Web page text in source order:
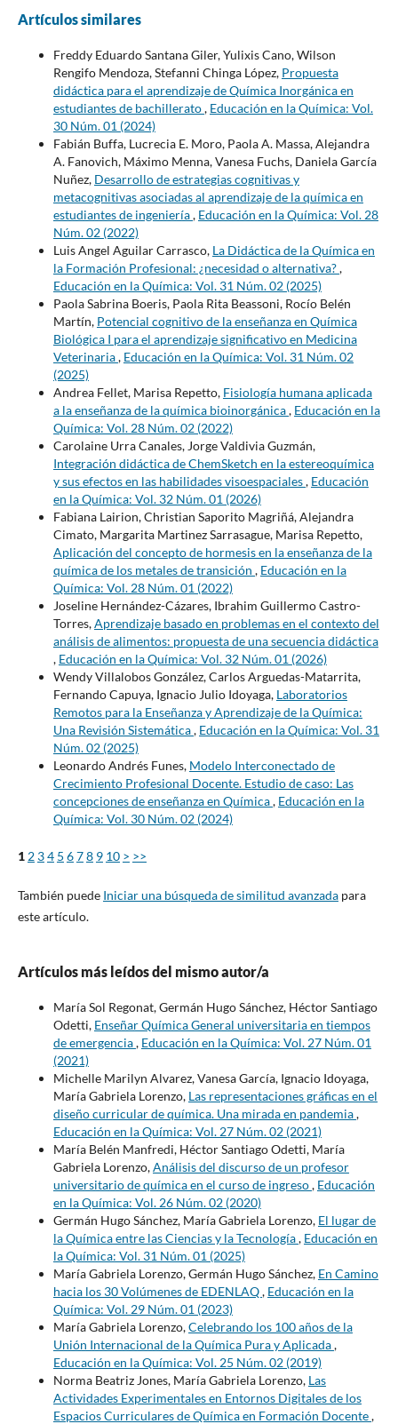
Artículos similares
Freddy Eduardo Santana Giler, Yulixis Cano, Wilson
Rengifo Mendoza, Stefanni Chinga López, Propuesta
didáctica para el aprendizaje de Química Inorgánica en
estudiantes de bachillerato, Educación en la Química: Vol.
30 Núm. 01 (2024)
Fabián Buffa, Lucrecia E. Moro, Paola A. Massa, Alejandra
A. Fanovich, Máximo Menna, Vanesa Fuchs, Daniela García
Nuñez, Desarrollo de estrategias cognitivas y
metacognitivas asociadas al aprendizaje de la química en
estudiantes de ingeniería, Educación en la Química: Vol. 28
Núm. 02 (2022)
Luis Angel Aguilar Carrasco, La Didáctica de la Química en
la Formación Profesional: ¿necesidad o alternativa?,
Educación en la Química: Vol. 31 Núm. 02 (2025)
Paola Sabrina Boeris, Paola Rita Beassoni, Rocío Belén
Martín, Potencial cognitivo de la enseñanza en Química
Biológica I para el aprendizaje significativo en Medicina
Veterinaria, Educación en la Química: Vol. 31 Núm. 02
(2025)
Andrea Fellet, Marisa Repetto, Fisiología humana aplicada
a la enseñanza de la química bioinorgánica, Educación en la
Química: Vol. 28 Núm. 02 (2022)
Carolaine Urra Canales, Jorge Valdivia Guzmán,
Integración didáctica de ChemSketch en la estereoquímica
y sus efectos en las habilidades visoespaciales, Educación
en la Química: Vol. 32 Núm. 01 (2026)
Fabiana Lairion, Christian Saporito Magriñá, Alejandra
Cimato, Margarita Martinez Sarrasague, Marisa Repetto,
Aplicación del concepto de hormesis en la enseñanza de la
química de los metales de transición , Educación en la
Química: Vol. 28 Núm. 01 (2022)
Joseline Hernández-Cázares, Ibrahim Guillermo Castro-
Torres,Aprendizaje basado en problemas en el contexto del
análisis de alimentos: propuesta de una secuencia didáctica
, Educación en la Química: Vol. 32 Núm. 01 (2026)
Wendy Villalobos González, Carlos Arguedas-Matarrita,
Fernando Capuya, Ignacio Julio Idoyaga, Laboratorios
Remotos para la Enseñanza y Aprendizaje de la Química:
Una Revisión Sistemática, Educación en la Química: Vol. 31
Núm. 02 (2025)
Leonardo Andrés Funes, Modelo Interconectado de
Crecimiento Profesional Docente. Estudio de caso: Las
concepciones de enseñanza en Química, Educación en la
Química: Vol. 30 Núm. 02 (2024)
1 2 34 5 678 9 10 > >>
También puede Iniciar una búsqueda de similitud avanzadapara
este artículo.
Artículos más leídos del mismo autor/a
María Sol Regonat, Germán Hugo Sánchez, Héctor Santiago
Odetti, Enseñar Química General universitaria en tiempos
de emergencia, Educación en la Química: Vol. 27 Núm. 01
(2021)
Michelle Marilyn Alvarez, Vanesa García, Ignacio Idoyaga,
María Gabriela Lorenzo, Las representaciones gráficas en el
diseño curricular de química. Una mirada en pandemia,
Educación en la Química: Vol. 27 Núm. 02 (2021)
María Belén Manfredi, Héctor Santiago Odetti, María
Gabriela Lorenzo,Análisis del discurso de un profesor
universitario de química en el curso de ingreso, Educación
en la Química: Vol. 26 Núm. 02 (2020)
Germán Hugo Sánchez, María Gabriela Lorenzo, El lugar de
la Química entre las Ciencias y la Tecnología, Educación en
la Química: Vol. 31 Núm. 01 (2025)
María Gabriela Lorenzo, Germán Hugo Sánchez, En Camino
hacia los 30 Volúmenes de EDENLAQ, Educación en la
Química: Vol. 29 Núm. 01 (2023)
María Gabriela Lorenzo,Celebrando los 100 años de la
Unión Internacional de la Química Pura y Aplicada,
Educación en la Química: Vol. 25 Núm. 02 (2019)
Norma Beatriz Jones, María Gabriela Lorenzo, Las
Actividades Experimentales en Entornos Digitales de los
Espacios Curriculares de Química en Formación Docente,